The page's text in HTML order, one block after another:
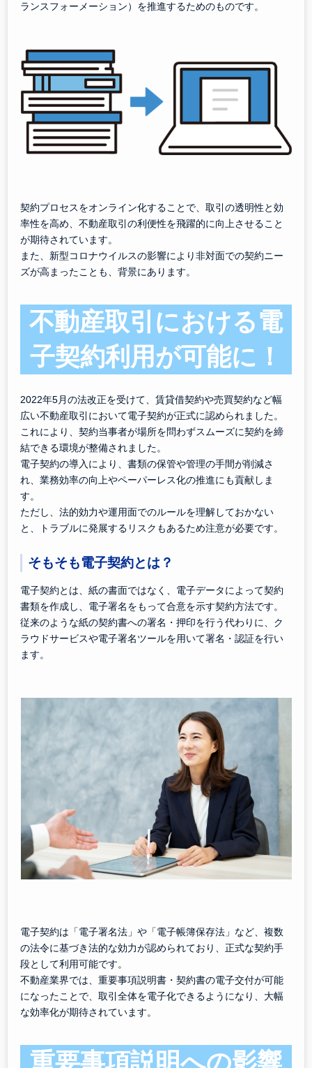
ランスフォーメーション）を推進するためのものです。
契約プロセスをオンライン化することで、取引の透明性と効
率性を高め、不動産取引の利便性を飛躍的に向上させること
が期待されています。
また、新型コロナウイルスの影響により非対面での契約ニー
ズが高まったことも、背景にあります。
不動産取引における電
子契約利用が可能に！
2022年5月の法改正を受けて、賃貸借契約や売買契約など幅
広い不動産取引において電子契約が正式に認められました。
これにより、契約当事者が場所を問わずスムーズに契約を締
結できる環境が整備されました。
電子契約の導入により、書類の保管や管理の手間が削減さ
れ、業務効率の向上やペーパーレス化の推進にも貢献しま
す。
ただし、法的効力や運用面でのルールを理解しておかない
と、トラブルに発展するリスクもあるため注意が必要です。
そもそも電子契約とは？
電子契約とは、紙の書面ではなく、電子データによって契約
書類を作成し、電子署名をもって合意を示す契約方法です。
従来のような紙の契約書への署名・押印を行う代わりに、ク
ラウドサービスや電子署名ツールを用いて署名・認証を行い
ます。
電子契約は「電子署名法」や「電子帳簿保存法」など、複数
の法令に基づき法的な効力が認められており、正式な契約手
段として利用可能です。
不動産業界では、重要事項説明書・契約書の電子交付が可能
になったことで、取引全体を電子化できるようになり、大幅
な効率化が期待されています。
重要事項説明への影響